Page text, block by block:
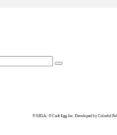
© SEGA / © Craft Egg Inc. Developed by Colorful